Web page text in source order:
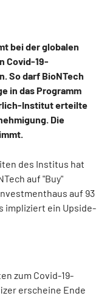
bei der globalen
Covid-19-
So darf BioNTech
in das Programm
Institut erteilte
Die
des Institus hat
auf "Buy"
auf 93
impliziert ein Upside-
zum Covid-19-
erscheine Ende